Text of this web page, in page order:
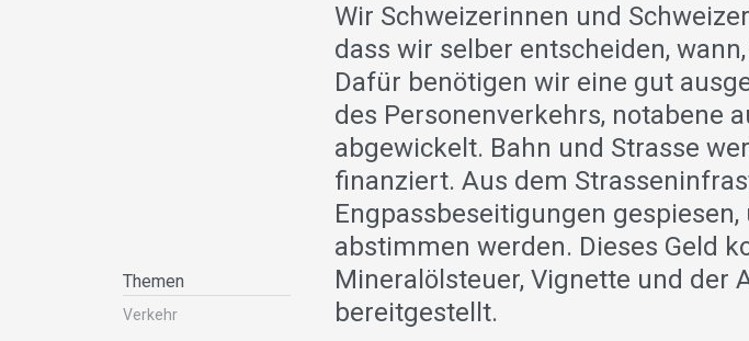
Themen
Verkehr
Wir Schweizerinnen und
dass wir selber entscheiden,
Dafür benötigen wir eine gut
des Personenverkehrs, notabene
abgewickelt. Bahn und Strasse
finanziert. Aus dem
Engpassbeseitigungen
abstimmen werden. Dieses Geld
Mineralölsteuer, Vignette und der
bereitgestellt.